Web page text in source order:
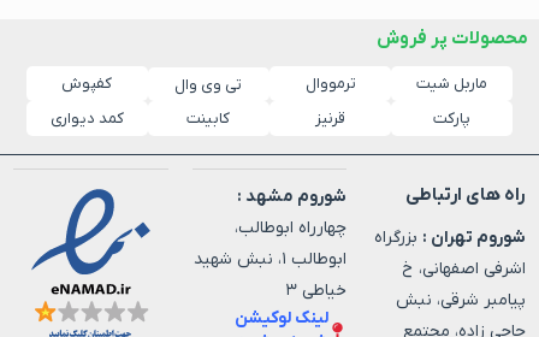
محصولات پر فروش
ماربل شیت ترمووال تی وی وال
کفپوش
پارکت
قرنیز کابینت کمد دیواری
راه های ارتباطی
شوروم تهران : بزرگراه
اشرفی اصفهانی، خ
پیامبر شرقی، نبش
حاجی زاده، مجتمع
شوروم مشهد :
چهارراه ابوطالب،
ابوطالب ۱، نبش شهید
خیاطی ۳
لینک لوکیشن